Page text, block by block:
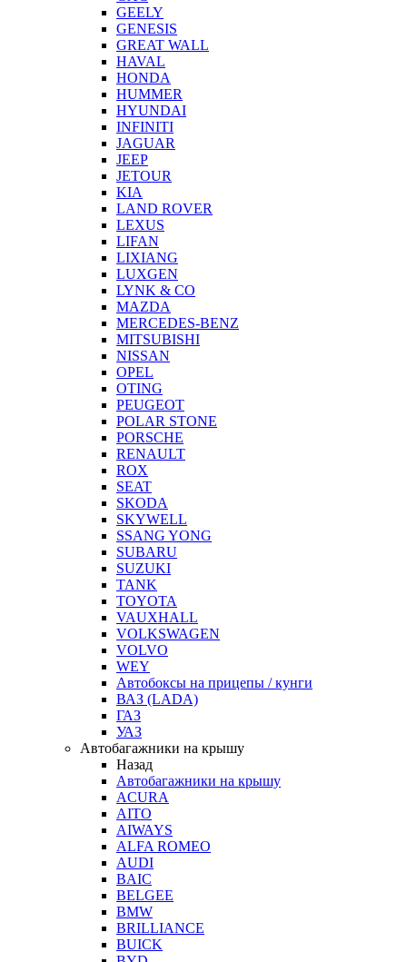
GEELY
GENESIS
GREAT WALL
HAVAL
HONDA
HUMMER
HYUNDAI
INFINITI
JAGUAR
JEEP
JETOUR
KIA
LAND ROVER
LEXUS
LIFAN
LIXIANG
LUXGEN
LYNK & CO
MAZDA
MERCEDES-BENZ
MITSUBISHI
NISSAN
OPEL
OTING
PEUGEOT
POLAR STONE
PORSCHE
RENAULT
ROX
SEAT
SKODA
SKYWELL
SSANG YONG
SUBARU
SUZUKI
TANK
TOYOTA
VAUXHALL
VOLKSWAGEN
VOLVO
WEY
Автобоксы на прицепы / кунги
ВАЗ (LADA)
ГАЗ
УАЗ
Автобагажники на крышу
Назад
Автобагажники на крышу
ACURA
AITO
AIWAYS
ALFA ROMEO
AUDI
BAIC
BELGEE
BMW
BRILLIANCE
BUICK